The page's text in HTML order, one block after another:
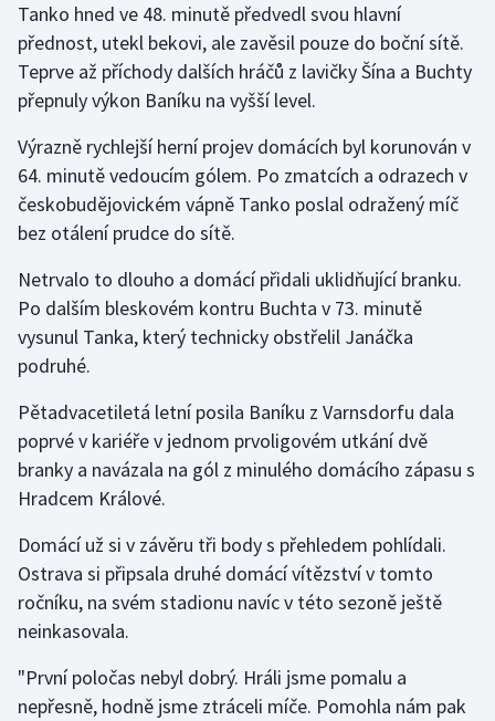
Tanko hned ve 48. minutě předvedl svou hlavní
přednost, utekl bekovi, ale zavěsil pouze do boční sítě.
Teprve až příchody dalších hráčů z lavičky Šína a Buchty
přepnuly výkon Baníku na vyšší level.
Výrazně rychlejší herní projev domácích byl korunován v
64. minutě vedoucím gólem. Po zmatcích a odrazech v
českobudějovickém vápně Tanko poslal odražený míč
bez otálení prudce do sítě.
Netrvalo to dlouho a domácí přidali uklidňující branku.
Po dalším bleskovém kontru Buchta v 73. minutě
vysunul Tanka, který technicky obstřelil Janáčka
podruhé.
Pětadvacetiletá letní posila Baníku z Varnsdorfu dala
poprvé v kariéře v jednom prvoligovém utkání dvě
branky a navázala na gól z minulého domácího zápasu s
Hradcem Králové.
Domácí už si v závěru tři body s přehledem pohlídali.
Ostrava si připsala druhé domácí vítězství v tomto
ročníku, na svém stadionu navíc v této sezoně ještě
neinkasovala.
"První poločas nebyl dobrý. Hráli jsme pomalu a
nepřesně, hodně jsme ztráceli míče. Pomohla nám pak